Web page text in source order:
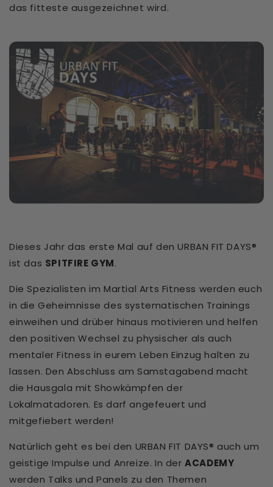
das fitteste ausgezeichnet wird.
Dieses Jahr das erste Mal auf den URBAN FIT DAYS®
ist das SPITFIRE GYM.
Die Spezialisten im Martial Arts Fitness werden euch
in die Geheimnisse des systematischen Trainings
einweihen und drüber hinaus motivieren und helfen
den positiven Wechsel zu physischer als auch
mentaler Fitness in eurem Leben Einzug halten zu
lassen. Den Abschluss am Samstagabend macht
die Hausgala mit Showkämpfen der
Lokalmatadoren. Es darf angefeuert und
mitgefiebert werden!
Natürlich geht es bei den URBAN FIT DAYS® auch um
geistige Impulse und Anreize. In derACADEMY
werden Talks und Panels zu den Themen